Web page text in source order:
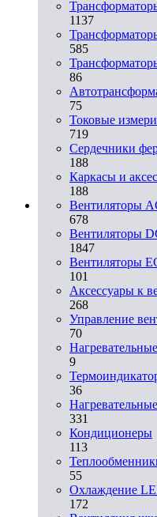
1137
585
86
75
Токовые
719
Сердечники
188
Каркасы и
188
Вентиляторы
678
Вентиляторы
1847
Вентиляторы
101
Аксессуары к
268
Управление
70
9
36
331
Кондиционеры
113
55
Охлаждение
172